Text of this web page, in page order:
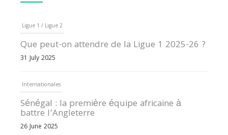
Ligue 1 / Ligue 2
Que peut-on attendre de la Ligue 1 2025-26 ?
31 July 2025
Internationales
Sénégal : la première équipe africaine à
battre l’Angleterre
26 June 2025